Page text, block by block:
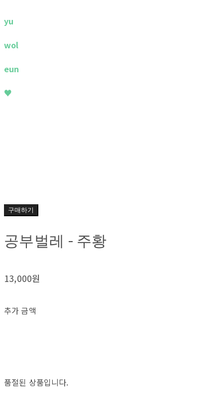
yu
wol
eun
♥
구매하기
공부벌레 - 주황
13,000원
추가 금액
품절된 상품입니다.